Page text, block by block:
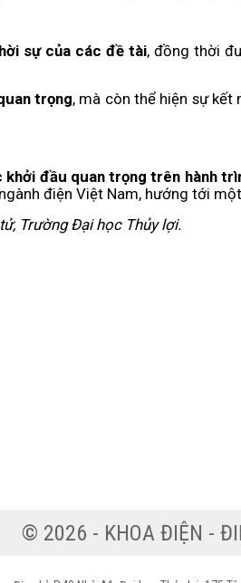
sự của các đề tài, đồng thời
trọng, mà còn thể hiện sự
đầu quan trọng trên hành
điện Việt Nam, hướng tới
Trường Đại học Thủy lợi.